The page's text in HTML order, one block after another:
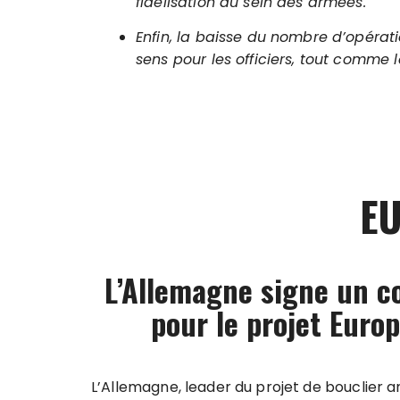
Enfin, la baisse du nombre
sens pour les officiers, tout comme
L’Allemagne signe un
pour le projet
L’Allemagne, leader du projet de bouclier